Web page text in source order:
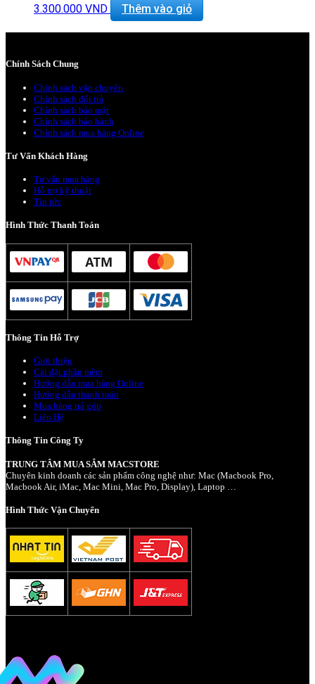
Search Across Multiple Apps
APPLE TV GEN 4 64Gb: 3.900.000đ
3.300.000 VND Thêm vào giỏ
Chính Sách Chung
Chính sách vận chuyển
Chính sách đổi trả
Chính sách bảo mật
Chính sách bảo hành
Chính sách mua hàng Online
Tư Vấn Khách Hàng
Tư vấn mua hàng
Hỗ trợ kỹ thuật
Tin tức
Hình Thức Thanh Toán
Thông Tin Hỗ Trợ
Giới thiệu
Cài đặt phần mềm
Hướng dẫn mua hàng Online
Hướng dẫn thanh toán
Mua hàng trả góp
Liên Hệ
Thông Tin Công Ty
TRUNG TÂM MUA SẮM MACSTORE
Chuyên kinh doanh các sản phẩm công nghệ như: Mac (Macbook Pro,
Macbook Air, iMac, Mac Mini, Mac Pro, Display), Laptop …
Hình Thức Vận Chuyển